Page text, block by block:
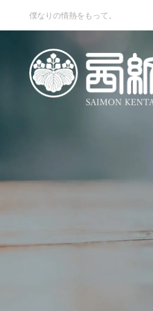
僕なりの情熱をもって。